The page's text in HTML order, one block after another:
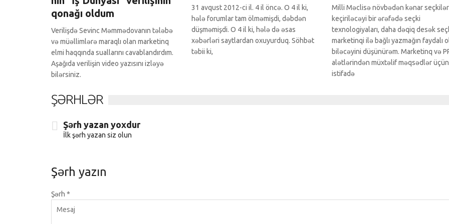
qonağı oldum
Verilişdə Sevinc Məmmədovanın tələbə
və müəllimlərə maraqlı olan marketinq
elmi haqqında suallarını cavablandırdım.
Aşağıda verilişin video yazısını izləyə
bilərsiniz.
31 avqust 2012-ci il. 4 il öncə. O 4 il ki,
hələ forumlar tam ölməmişdi, dəbdən
düşməmişdi. O 4 il ki, hələ də əsas
xəbərləri saytlardan oxuyurduq. Söhbət
təbii ki,
Milli Məclisə növbədən kənar
keçiriləcəyi bir ərəfədə seçki
texnologiyaları, daha dəqiq desək
marketinqi ilə bağlı yazmağın faydalı
biləcəyini düşünürəm. Marketinq və
alətlərindən müxtəlif məqsədlər üçün
istifadə
ŞƏRHLƏR
Şərh yazan yoxdur
İlk şərh yazan siz olun
Şərh yazın
Şərh *